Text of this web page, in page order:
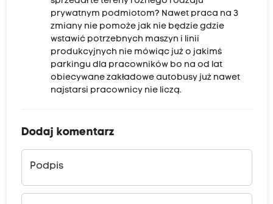
prywatnym podmiotom? Nawet praca na 3
zmiany nie pomoże jak nie będzie gdzie
wstawić potrzebnych maszyn i linii
produkcyjnych nie mówiąc już o jakimś
parkingu dla pracowników bo na od lat
obiecywane zakładowe autobusy już nawet
najstarsi pracownicy nie liczą.
Dodaj komentarz
Podpis